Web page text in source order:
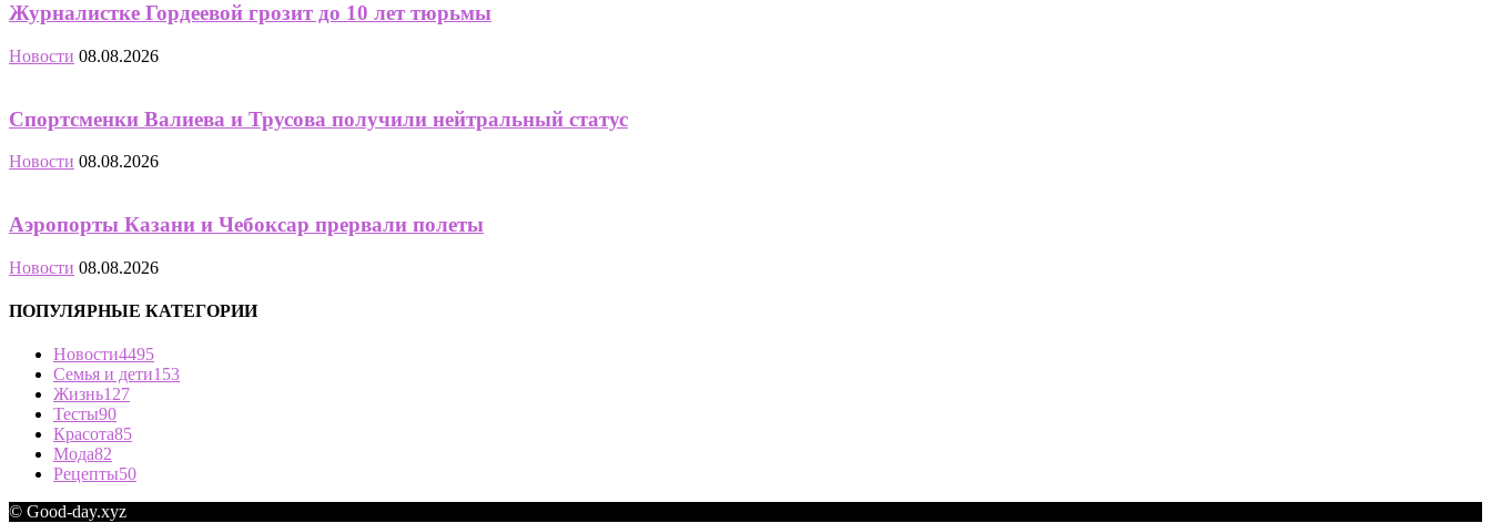
Журналистке Гордеевой грозит до 10 лет тюрьмы
Новости 08.08.2026
Спортсменки Валиева и Трусова получили нейтральный статус
Новости 08.08.2026
Аэропорты Казани и Чебоксар прервали полеты
Новости 08.08.2026
ПОПУЛЯРНЫЕ КАТЕГОРИИ
Новости4495
Семья и дети153
Жизнь127
Тесты90
Красота85
Мода82
Рецепты50
© Good-day.xyz